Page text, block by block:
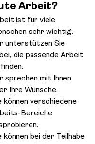
Arbeit?
ist für viele
sehr wichtig.
unterstützen Sie
die passende Arbeit
sprechen mit Ihnen
Ihre Wünsche.
können verschiedene
Bereiche
können bei der Teilhabe